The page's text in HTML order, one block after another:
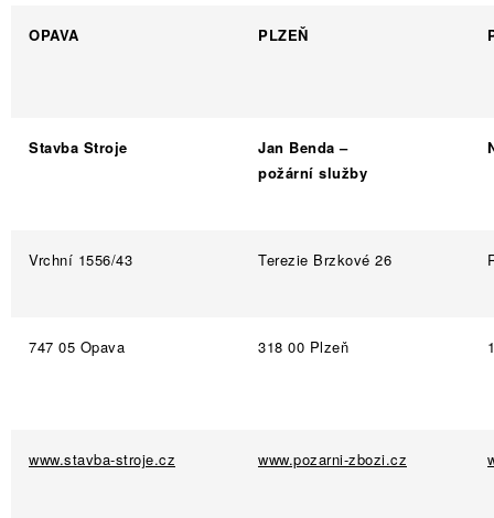
OPAVA PLZEŇ
Stavba Stroje
Jan Benda –
požární služby
Vrchní 1556/43 Terezie Brzkové 26
747 05 Opava 318 00 Plzeň
www.stavba-stroje.cz www.pozarni-zbozi.cz